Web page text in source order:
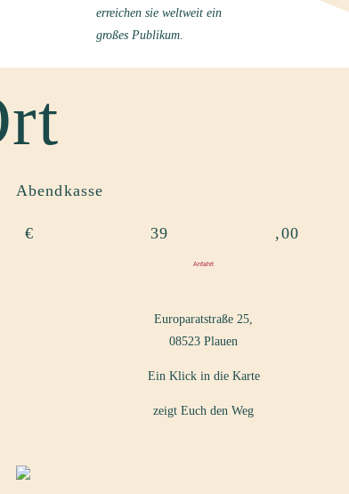
erreichen sie weltweit ein
großes Publikum.
Abendkasse
€ 39 ,00
Anfahrt
Europaratstraße 25,
08523 Plauen
Ein Klick in die Karte
zeigt Euch den Weg